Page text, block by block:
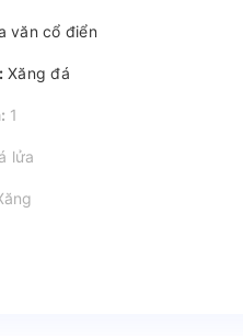
văn cổ điển
Xăng đá
1
lửa